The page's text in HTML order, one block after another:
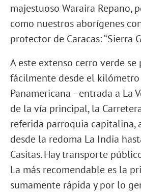
majestuoso Waraira Repano,
como nuestros aborígenes
protector de Caracas: “Sierra
A este extenso cerro verde
fácilmente desde el
Panamericana –entrada a La
de la vía principal, la
referida parroquia capitalina,
desde la redoma La India
Casitas. Hay transporte
La más recomendable es la
sumamente rápida y por lo